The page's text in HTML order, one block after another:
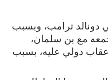
دونالد ترامب، وبسبب
مع بن سلمان،
دولي عليه، بسبب